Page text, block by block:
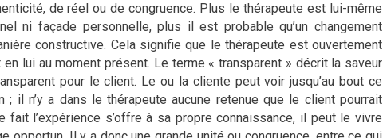
de réel ou de congruence. Plus le thérapeute est lui-même
ni façade personnelle, plus il est probable qu’un changement
constructive. Cela signifie que le thérapeute est ouvertement
lui au moment présent. Le terme « transparent » décrit la saveur
pour le client. Le ou la cliente peut voir jusqu’au bout ce
; il n’y a dans le thérapeute aucune retenue que le client pourrait
l’expérience s’offre à sa propre connaissance, il peut le vivre